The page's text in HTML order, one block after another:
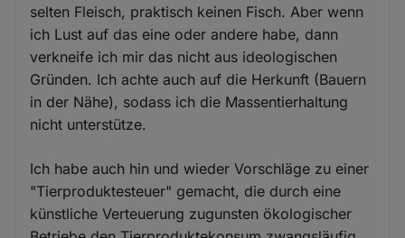
selten Fleisch, praktisch keinen Fisch. Aber wenn
ich Lust auf das eine oder andere habe, dann
verkneife ich mir das nicht aus ideologischen
Gründen. Ich achte auch auf die Herkunft (Bauern
in der Nähe), sodass ich die Massentierhaltung
nicht unterstütze.
Ich habe auch hin und wieder Vorschläge zu einer
"Tierproduktesteuer" gemacht, die durch eine
künstliche Verteuerung zugunsten ökologischer